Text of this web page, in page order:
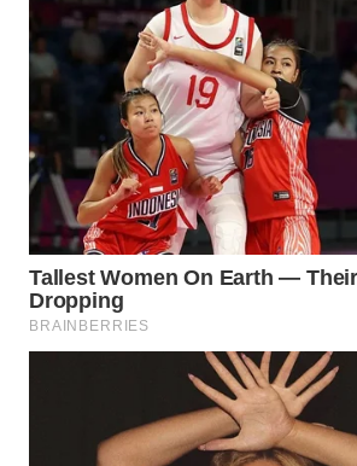
TIMUR
SEMARANG
WN
SOLO
WN
BOROBUDUR
SURABAYA